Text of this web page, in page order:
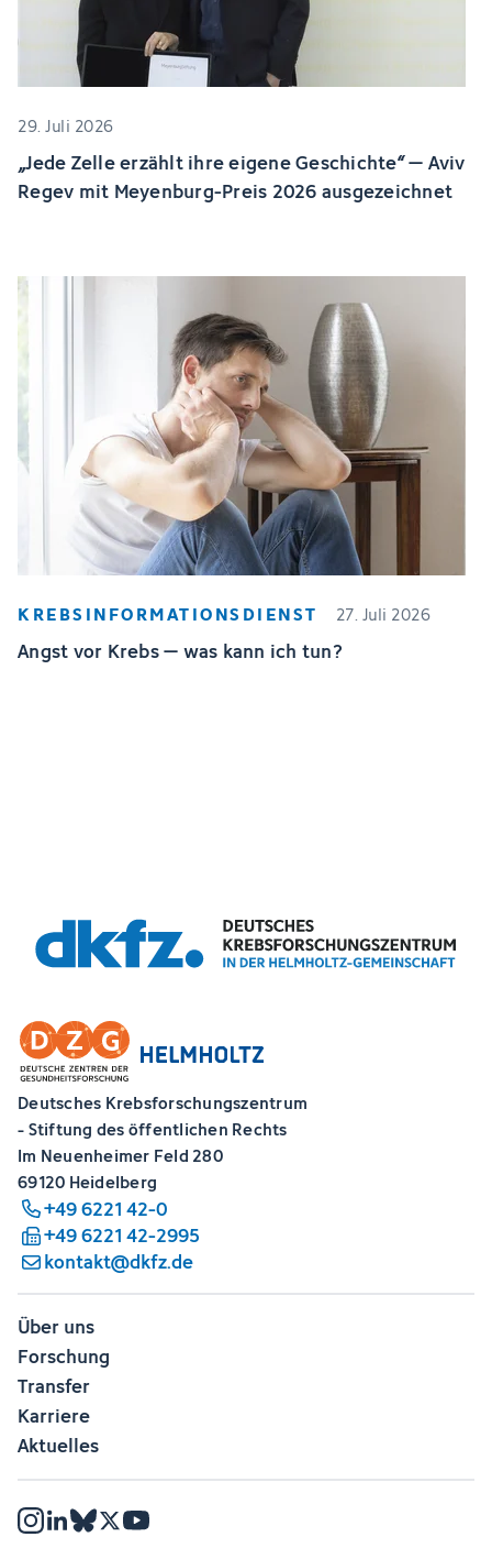
29. Juli 2026
„Jede Zelle erzählt ihre eigene Geschichte“ – Aviv
Regev mit Meyenburg-Preis 2026 ausgezeichnet
KREBSINFORMATIONSDIENST 27. Juli 2026
Angst vor Krebs – was kann ich tun?
Deutsches Krebsforschungszentrum
- Stiftung des öffentlichen Rechts
Im Neuenheimer Feld 280
69120 Heidelberg
+49 6221 42-0
+49 6221 42-2995
kontakt@dkfz.de
Über uns
Forschung
Transfer
Karriere
Aktuelles